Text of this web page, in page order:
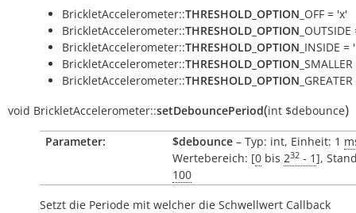
BrickletAccelerometer::THRESHOLD_OPTION _OFF = 'x'
BrickletAccelerometer::THRESHOLD_OPTION
BrickletAccelerometer::THRESHOLD_OPTION _INSIDE =
BrickletAccelerometer::THRESHOLD_OPTION
BrickletAccelerometer::THRESHOLD_OPTION
void BrickletAccelerometer::setDebouncePeriod(int $debounce)
Parameter: $debounce – Typ: int, Einheit: 1
Wertebereich: [0 bis 232 - 1],
100
Setzt die Periode mit welcher die Schwellwert Callback